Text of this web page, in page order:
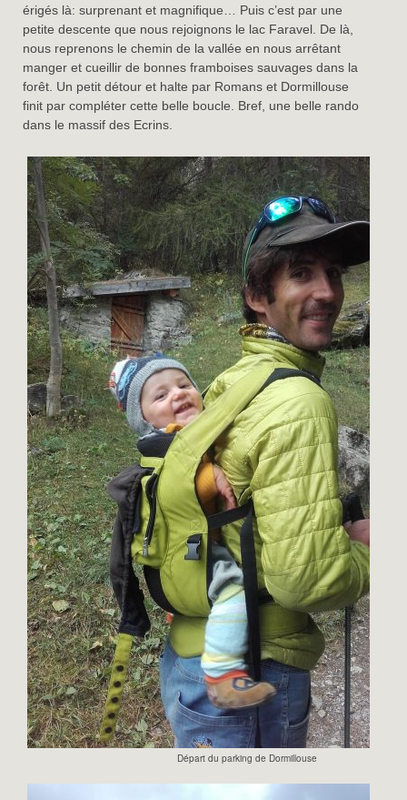
érigés là: surprenant et magnifique… Puis c’est par une
petite descente que nous rejoignons le lac Faravel. De là,
nous reprenons le chemin de la vallée en nous arrêtant
manger et cueillir de bonnes framboises sauvages dans la
forêt. Un petit détour et halte par Romans et Dormillouse
finit par compléter cette belle boucle. Bref, une belle rando
dans le massif des Ecrins.
Départ du parking de Dormillouse